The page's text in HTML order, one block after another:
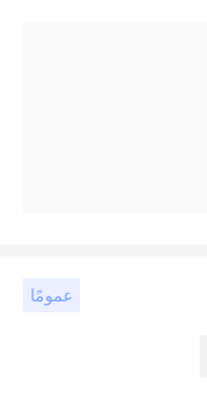
عمومًا